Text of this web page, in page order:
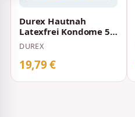
Durex Hautnah
Latexfrei Kondome 56
mm 10 Stück
DUREX
19,79 €